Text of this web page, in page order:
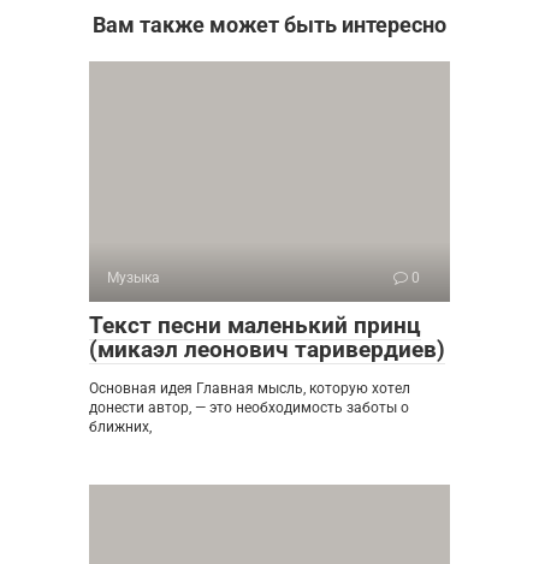
Вам также может быть интересно
Музыка 0
Текст песни маленький принц
(микаэл леонович таривердиев)
Основная идея Главная мысль, которую хотел
донести автор, — это необходимость заботы о
ближних,